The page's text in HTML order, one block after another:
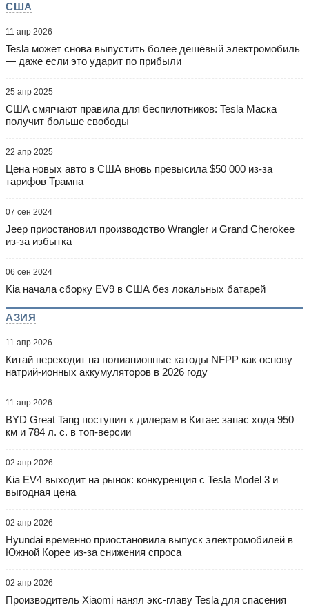
США
11 апр 2026
Tesla может снова выпустить более дешёвый электромобиль
— даже если это ударит по прибыли
25 апр 2025
США смягчают правила для беспилотников: Tesla Маска
получит больше свободы
22 апр 2025
Цена новых авто в США вновь превысила $50 000 из-за
тарифов Трампа
07 сен 2024
Jeep приостановил производство Wrangler и Grand Cherokee
из-за избытка
06 сен 2024
Kia начала сборку EV9 в США без локальных батарей
АЗИЯ
11 апр 2026
Китай переходит на полианионные катоды NFPP как основу
натрий-ионных аккумуляторов в 2026 году
11 апр 2026
BYD Great Tang поступил к дилерам в Китае: запас хода 950
км и 784 л. с. в топ-версии
02 апр 2026
Kia EV4 выходит на рынок: конкуренция с Tesla Model 3 и
выгодная цена
02 апр 2026
Hyundai временно приостановила выпуск электромобилей в
Южной Корее из-за снижения спроса
02 апр 2026
Производитель Xiaomi нанял экс-главу Tesla для спасения